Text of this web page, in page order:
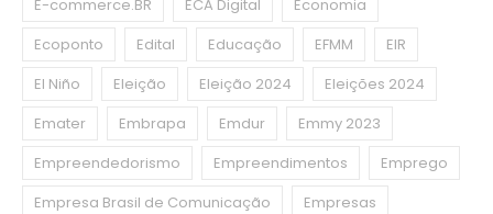
E-commerce.BR
ECA Digital
Economia
Ecoponto
Edital Educação EFMM
EIR
El Niño
Eleição Eleição 2024
Eleições 2024
Emater
Embrapa Emdur
Emmy 2023
Empreendedorismo
Empreendimentos
Emprego
Empresa Brasil de Comunicação
Empresas